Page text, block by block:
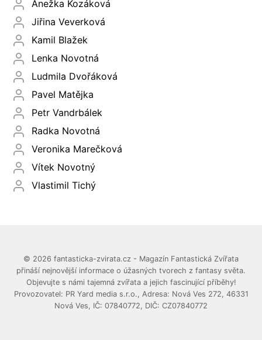
Anežka Kozáková
Jiřina Veverková
Kamil Blažek
Lenka Novotná
Ludmila Dvořáková
Pavel Matějka
Petr Vandrbálek
Radka Novotná
Veronika Marečková
Vítek Novotný
Vlastimil Tichý
© 2026 fantasticka-zvirata.cz - Magazín Fantastická Zvířata
přináší nejnovější informace o úžasných tvorech z fantasy světa.
Objevujte s námi tajemná zvířata a jejich fascinující příběhy!
Provozovatel: PR Yard media s.r.o., Adresa: Nová Ves 272, 46331
Nová Ves, IČ: 07840772, DIČ: CZ07840772